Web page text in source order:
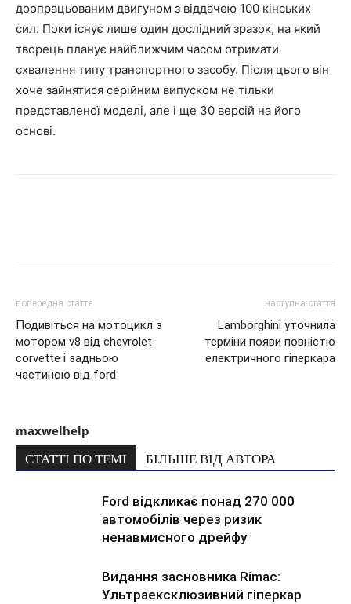
доопрацьованим двигуном з віддачею 100 кінських
сил. Поки існує лише один дослідний зразок, на який
творець планує найближчим часом отримати
схвалення типу транспортного засобу. Після цього він
хоче зайнятися серійним випуском не тільки
представленої моделі, але і ще 30 версій на його
основі.
попередня стаття
Подивіться на мотоцикл з
мотором v8 від chevrolet
corvette і задньою
частиною від ford
наступна стаття
Lamborghini уточнила
терміни появи повністю
електричного гіперкара
maxwelhelp
СТАТТІ ПО ТЕМІ БІЛЬШЕ ВІД АВТОРА
Ford відкликає понад 270 000
автомобілів через ризик
ненавмисного дрейфу
Видання засновника Rimac:
Ультраексклюзивний гіперкар